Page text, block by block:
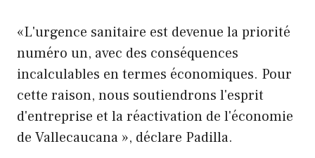
«L'urgence sanitaire est devenue la priorité
numéro un, avec des conséquences
incalculables en termes économiques. Pour
cette raison, nous soutiendrons l'esprit
d'entreprise et la réactivation de l'économie
de Vallecaucana », déclare Padilla.